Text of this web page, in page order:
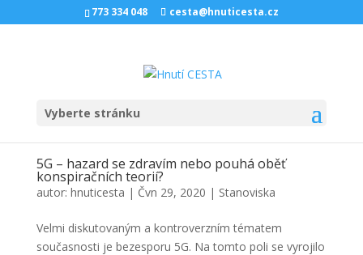
773 334 048 cesta@hnuticesta.cz
Vyberte stránku
5G – hazard se zdravím nebo pouhá oběť
konspiračních teorií?
autor: hnuticesta | Čvn 29, 2020 | Stanoviska
Velmi diskutovaným a kontroverzním tématem
současnosti je bezesporu 5G. Na tomto poli se vyrojilo